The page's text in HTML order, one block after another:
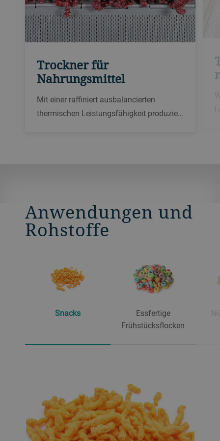
Trockner für
Nahrungsmittel
Mit einer raffiniert ausbalancierten
thermischen Leistungsfähigkeit produzie…
Anwendungen und
Rohstoffe
Snacks
Essfertige
Frühstücksflocken